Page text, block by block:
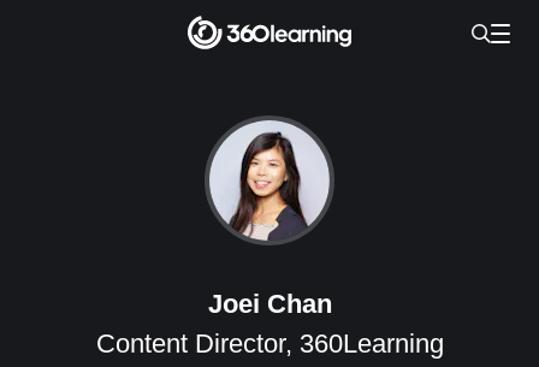
Joei Chan
Content Director, 360Learning